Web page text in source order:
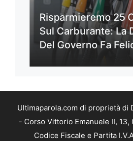
Risparmieremo 25
Sul Carburante: La
Del Governo Fa
Ultimaparola.com di proprietà di
- Corso Vittorio Emanuele II, 13,
Codice Fiscale e Partita